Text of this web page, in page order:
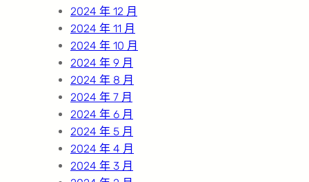
2024 年 12 月
2024 年 11 月
2024 年 10 月
2024 年 9 月
2024 年 8 月
2024 年 7 月
2024 年 6 月
2024 年 5 月
2024 年 4 月
2024 年 3 月